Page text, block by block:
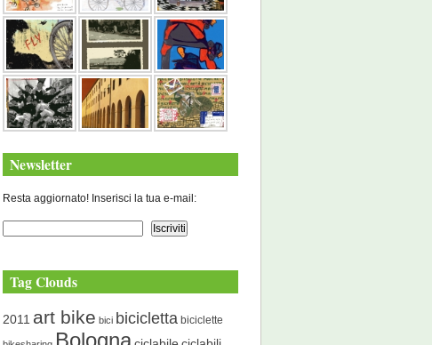
Newsletter
Resta aggiornato! Inserisci la tua e-mail:
Tag Clouds
2011 art bike bici bicicletta biciclette